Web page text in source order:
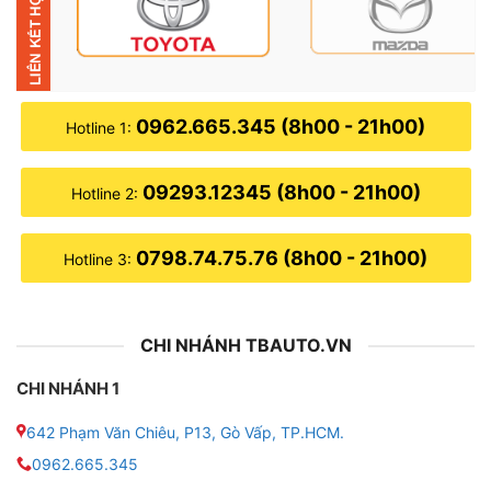
● Màn hình: 9 – 10inch, IPS Full HD, Cường lực 2.5D
● RAM/ ROM: 4GB – 32GB
Hotline 1: 0962.665.345 (8h00 - 21h00)
Hotline 2: 09293.12345 (8h00 - 21h00)
Hotline 3: 0798.74.75.76 (8h00 - 21h00)
CHI NHÁNH TBAUTO.VN
CHI NHÁNH 1
642 Phạm Văn Chiêu, P13, Gò Vấp, TP.HCM.
0962.665.345